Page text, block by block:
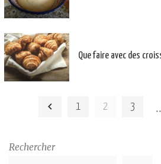
Que faire avec des
1 2 3
Rechercher